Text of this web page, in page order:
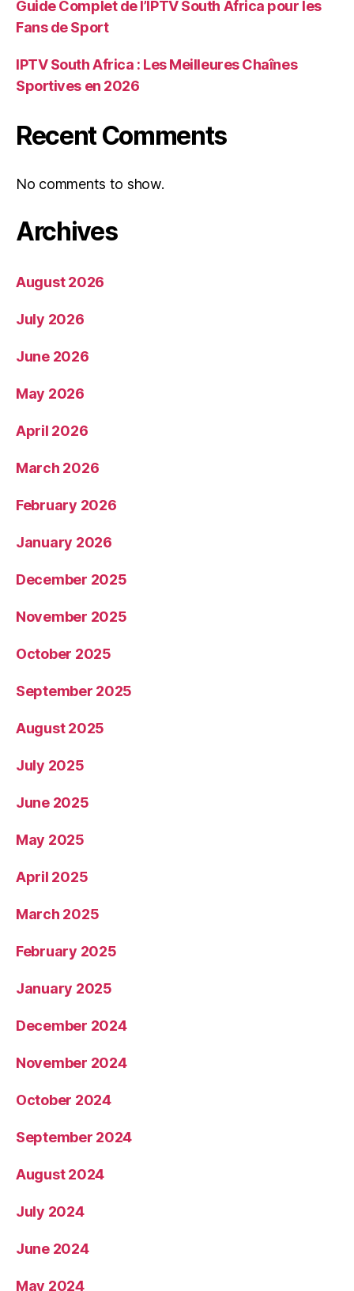
Guide Complet de l’IPTV South Africa pour les
Fans de Sport
IPTV South Africa : Les Meilleures Chaînes
Sportives en 2026
Recent Comments
No comments to show.
Archives
August 2026
July 2026
June 2026
May 2026
April 2026
March 2026
February 2026
January 2026
December 2025
November 2025
October 2025
September 2025
August 2025
July 2025
June 2025
May 2025
April 2025
March 2025
February 2025
January 2025
December 2024
November 2024
October 2024
September 2024
August 2024
July 2024
June 2024
May 2024